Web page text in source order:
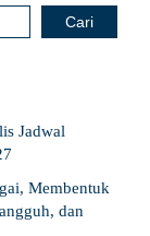
Cari
Jadwal
Membentuk
dan